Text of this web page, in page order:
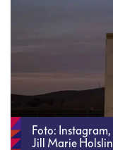
Foto: Instagram,
Jill Marie Holslin